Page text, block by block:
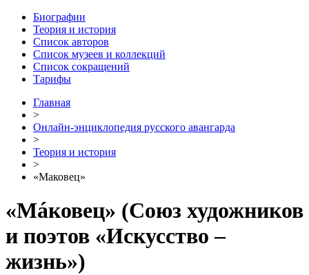
Биографии
Теория и история
Список авторов
Список музеев и коллекций
Список сокращений
Тарифы
Главная
>
Онлайн-энциклопедия русского авангарда
>
Теория и история
>
«Маковец»
«Мáковец» (Союз художников
и поэтов «Искусство –
жизнь»)